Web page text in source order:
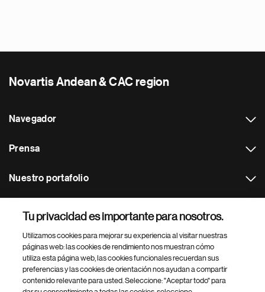
Novartis Andean & CAC region
Navegador
Prensa
Nuestro portafolio
Footer Site Search
Tu privacidad es importante para nosotros.
Utilizamos cookies para mejorar su experiencia al visitar nuestras
páginas web: las cookies de rendimiento nos muestran cómo
utiliza esta página web, las cookies funcionales recuerdan sus
preferencias y las cookies de orientación nos ayudan a compartir
contenido relevante para usted. Seleccione: "Aceptar todo" para